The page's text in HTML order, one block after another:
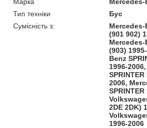
Тип техніки
Бус
Сумісність з:
Mercedes-
(901 902)
Mercedes-
(903)
Benz
1996-
2006,
2DE 2DK)
1996-2006